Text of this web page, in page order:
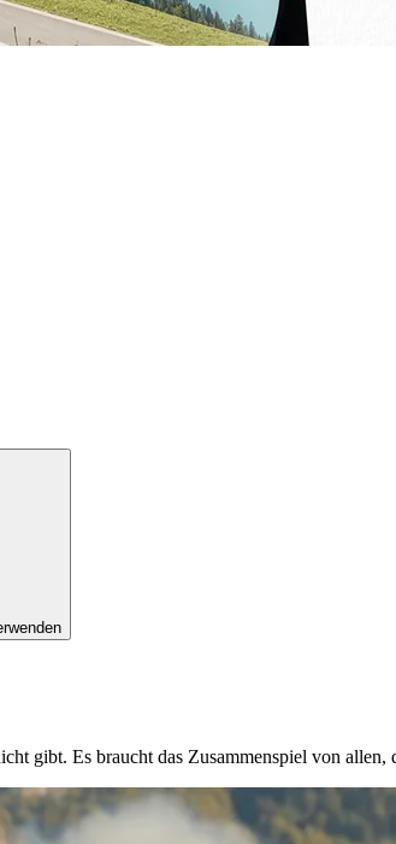
gibt. Es braucht das Zusammenspiel von